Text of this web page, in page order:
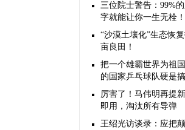
三位院士警告：99%
字就能让你一生无栓！
“沙漠土壤化”生态恢
亩良田！
把一个雄霸世界为祖
的国家乒乓球队硬是
厉害了！马伟明再提
即用，淘汰所有导弹
王绍光访谈录：应把